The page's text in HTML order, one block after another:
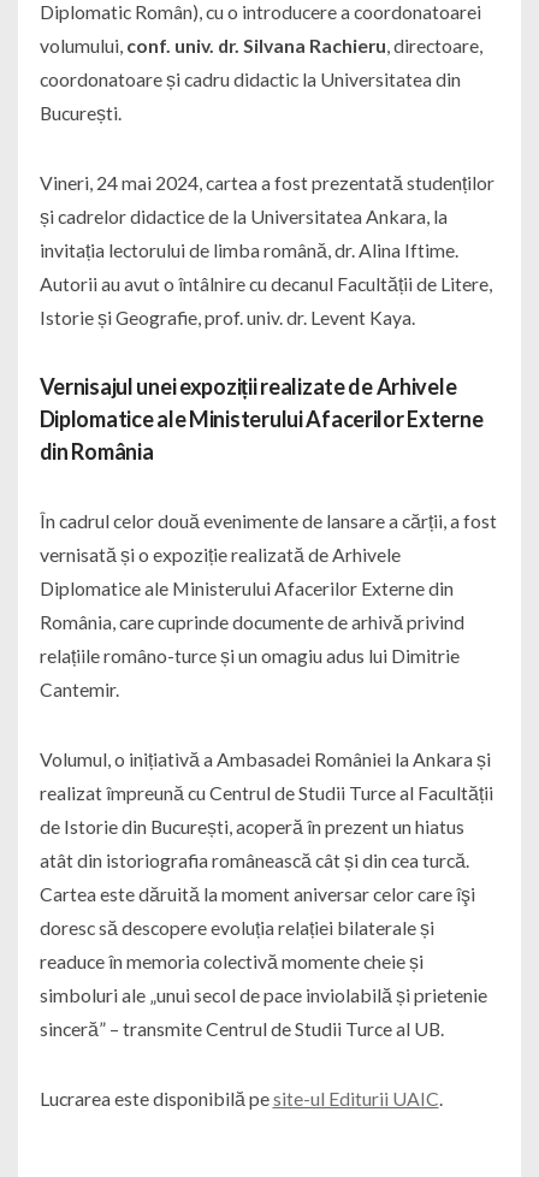
Diplomatic Român), cu o introducere a coordonatoarei
volumului, conf. univ. dr. Silvana Rachieru, directoare,
coordonatoare și cadru didactic la Universitatea din
București.
Vineri, 24 mai 2024, cartea a fost prezentată studenților
și cadrelor didactice de la Universitatea Ankara, la
invitația lectorului de limba română, dr. Alina Iftime.
Autorii au avut o întâlnire cu decanul Facultății de Litere,
Istorie și Geografie, prof. univ. dr. Levent Kaya.
Vernisajul unei expoziții realizate de Arhivele
Diplomatice ale Ministerului Afacerilor Externe
din România
În cadrul celor două evenimente de lansare a cărții, a fost
vernisată și o expoziție realizată de Arhivele
Diplomatice ale Ministerului Afacerilor Externe din
România, care cuprinde documente de arhivă privind
relațiile româno-turce și un omagiu adus lui Dimitrie
Cantemir.
Volumul, o inițiativă a Ambasadei României la Ankara și
realizat împreună cu Centrul de Studii Turce al Facultății
de Istorie din București, acoperă în prezent un hiatus
atât din istoriografia românească cât și din cea turcă.
Cartea este dăruită la moment aniversar celor care îşi
doresc să descopere evoluția relației bilaterale și
readuce în memoria colectivă momente cheie și
simboluri ale „unui secol de pace inviolabilă și prietenie
sinceră” – transmite Centrul de Studii Turce al UB.
Lucrarea este disponibilă pesite-ul Editurii UAIC.